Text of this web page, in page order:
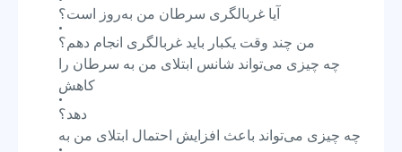
آیا غربالگری سرطان من به‌روز است؟
من چند وقت یکبار باید غربالگری انجام دهم؟
چه چیزی می‌تواند شانس ابتلای من به سرطان را
کاهش
دهد؟
چه چیزی می‌تواند باعث افزایش احتمال ابتلای من به